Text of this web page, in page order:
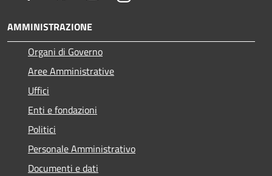
AMMINISTRAZIONE
Organi di Governo
Aree Amministrative
Uffici
Enti e fondazioni
Politici
Personale Amministrativo
Documenti e dati